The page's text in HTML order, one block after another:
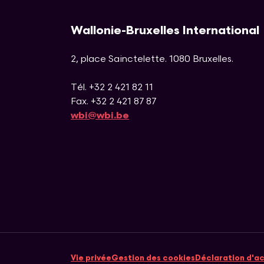
Wallonie-Bruxelles International
2, place Sainctelette. 1080 Bruxelles.
Tél. +32 2 421 82 11
Fax. +32 2 421 87 87
wbi@wbi.be
Vie privéeGestion des cookiesDéclaration